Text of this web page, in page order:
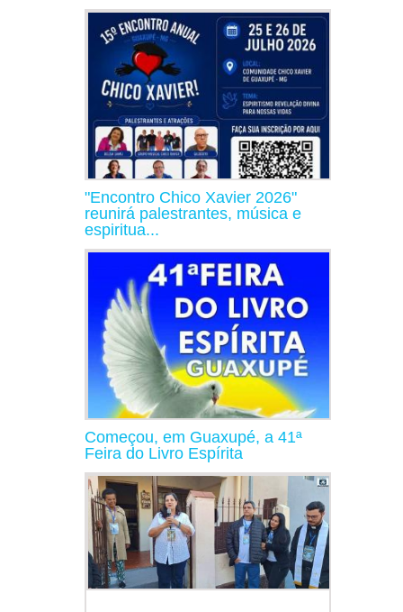
"Encontro Chico Xavier 2026"
reunirá palestrantes, música e
espiritua...
Começou, em Guaxupé, a 41ª
Feira do Livro Espírita